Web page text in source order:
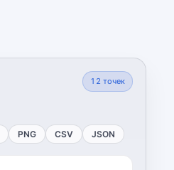
12 точек
PNG CSV JSON